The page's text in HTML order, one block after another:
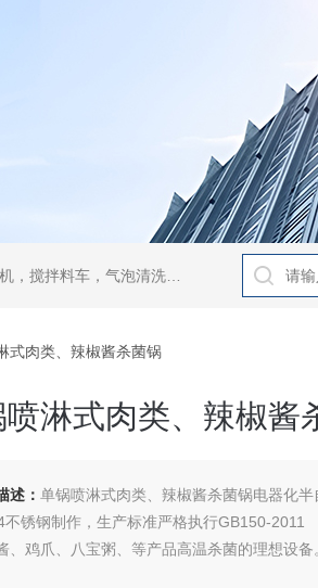
，气泡清洗机，翻转风干机
肉类、辣椒酱杀菌锅
淋式肉类、辣椒酱
述： 单锅喷淋式肉类、辣椒酱杀菌锅电器化
不锈钢制作，生产标准严格执行GB150-2011
、鸡爪、八宝粥、等产品高温杀菌的理想设备